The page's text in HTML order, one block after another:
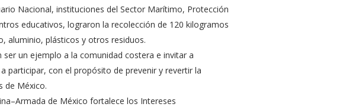
Nacional, instituciones del Sector Marítimo, Protección
educativos, lograron la recolección de 120 kilogramos
aluminio, plásticos y otros residuos.
un ejemplo a la comunidad costera e invitar a
participar, con el propósito de prevenir y revertir la
de México.
de México fortalece los Intereses